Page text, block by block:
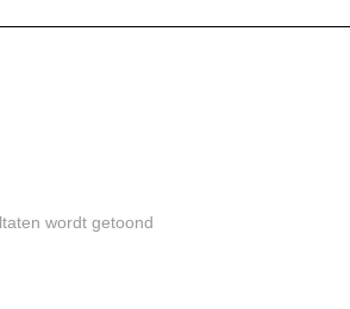
wordt getoondGesorteerd